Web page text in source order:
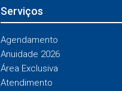
Serviços
Agendamento
Anuidade 2026
Área Exclusiva
Atendimento